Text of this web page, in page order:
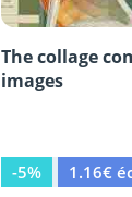
The collage
images
-5%
1.16€